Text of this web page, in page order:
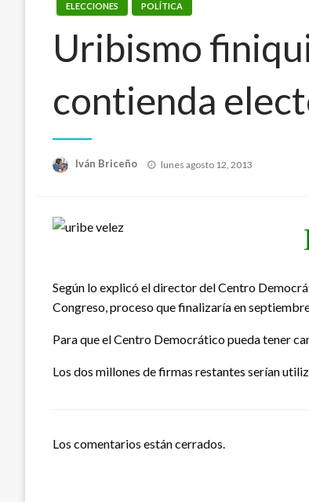
ELECCIONES POLÍTICA
Uribismo
contienda
Iván Briceño
Publicado
lunes agosto 12, 2013
Según lo explicó el director del Centro
Congreso, proceso que finalizaría en
Para que el Centro Democrático pueda tener
Los dos millones de firmas restantes serían
Los comentarios están cerrados.